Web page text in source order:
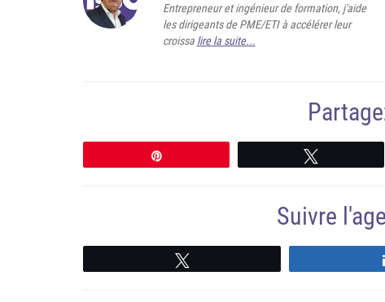
Entrepreneur et ingénieur de formation, j'aide
les dirigeants de PME/ETI à accélérer leur
croissa lire la suite...
Suivre